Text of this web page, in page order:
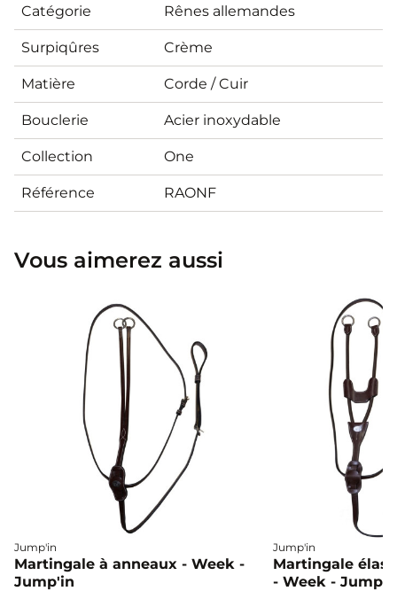
Catégorie Rênes allemandes
Surpiqûres Crème
Matière Corde / Cuir
Bouclerie Acier inoxydable
Collection One
Référence RAONF
Vous aimerez aussi
Jump'in
Martingale à anneaux - Week -
Jump'in
Jump'in
Martingale
- Week -